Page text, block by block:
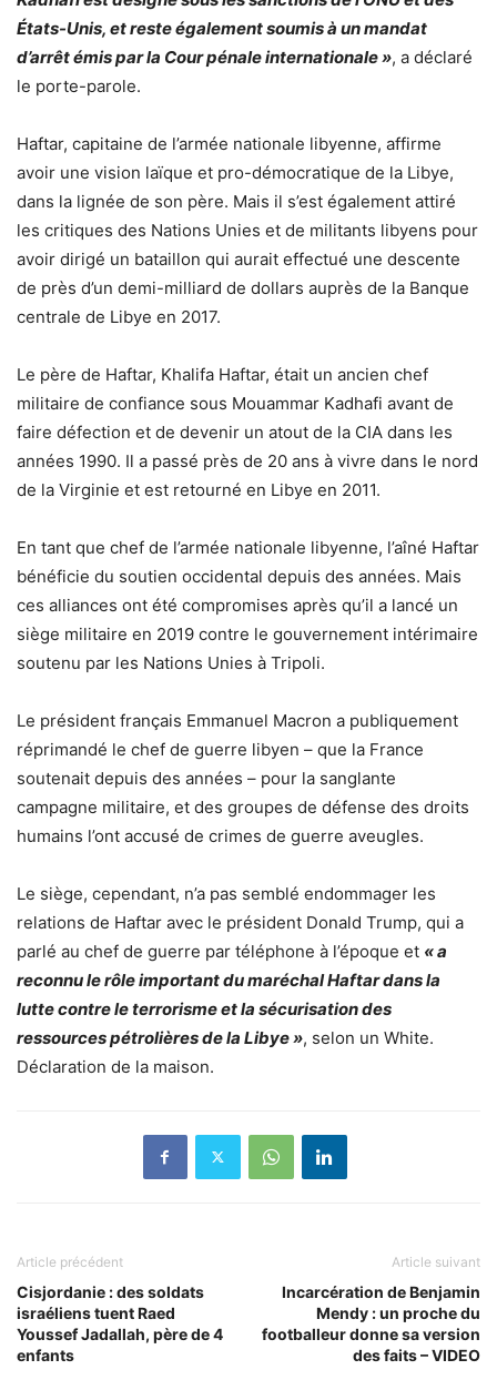
États-Unis, et reste également soumis à un mandat
d’arrêt émis par la Cour pénale internationale », a déclaré
le porte-parole.
Haftar, capitaine de l’armée nationale libyenne, affirme
avoir une vision laïque et pro-démocratique de la Libye,
dans la lignée de son père. Mais il s’est également attiré
les critiques des Nations Unies et de militants libyens pour
avoir dirigé un bataillon qui aurait effectué une descente
de près d’un demi-milliard de dollars auprès de la Banque
centrale de Libye en 2017.
Le père de Haftar, Khalifa Haftar, était un ancien chef
militaire de confiance sous Mouammar Kadhafi avant de
faire défection et de devenir un atout de la CIA dans les
années 1990. Il a passé près de 20 ans à vivre dans le nord
de la Virginie et est retourné en Libye en 2011.
En tant que chef de l’armée nationale libyenne, l’aîné Haftar
bénéficie du soutien occidental depuis des années. Mais
ces alliances ont été compromises après qu’il a lancé un
siège militaire en 2019 contre le gouvernement intérimaire
soutenu par les Nations Unies à Tripoli.
Le président français Emmanuel Macron a publiquement
réprimandé le chef de guerre libyen – que la France
soutenait depuis des années – pour la sanglante
campagne militaire, et des groupes de défense des droits
humains l’ont accusé de crimes de guerre aveugles.
Le siège, cependant, n’a pas semblé endommager les
relations de Haftar avec le président Donald Trump, qui a
parlé au chef de guerre par téléphone à l’époque et « a
reconnu le rôle important du maréchal Haftar dans la
lutte contre le terrorisme et la sécurisation des
ressources pétrolières de la Libye », selon un White.
Déclaration de la maison.
Article précédent
Cisjordanie : des soldats
israéliens tuent Raed
Youssef Jadallah, père de 4
enfants
Article suivant
Incarcération de Benjamin
Mendy : un proche du
footballeur donne sa version
des faits – VIDEO